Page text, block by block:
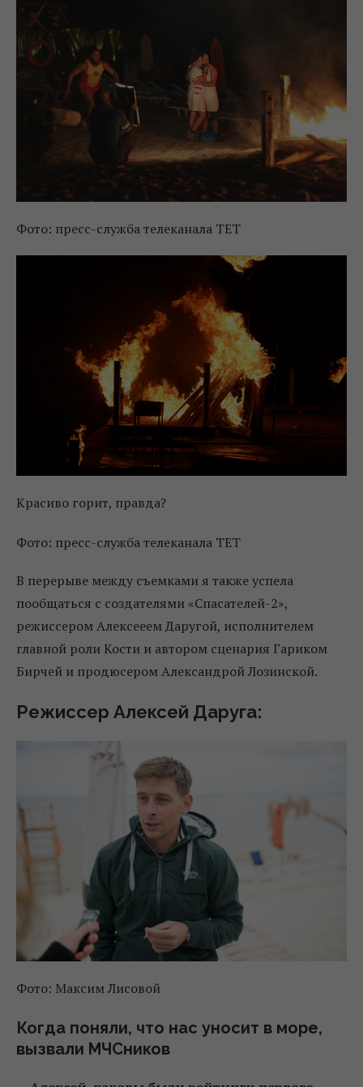
Фото: пресс-служба телеканала ТЕТ
Красиво горит, правда?
Фото: пресс-служба телеканала ТЕТ
В перерыве между съемками я также успела
пообщаться с создателями «Спасателей-2»,
режиссером Алексееем Даругой, исполнителем
главной роли Кости и автором сценария Гариком
Бирчей и продюсером Александрой Лозинской.
Режиссер Алексей Даруга:
Фото: Максим Лисовой
Когда поняли, что нас уносит в море,
вызвали МЧСников